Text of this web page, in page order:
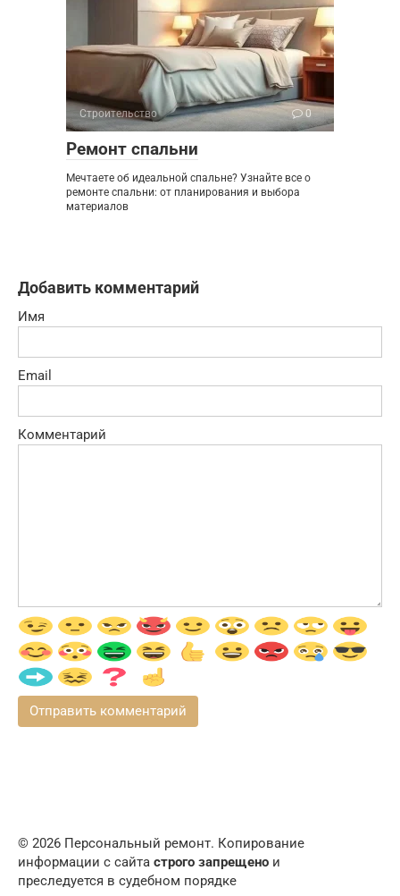
Строительство 0
Ремонт спальни
Мечтаете об идеальной спальне? Узнайте все о
ремонте спальни: от планирования и выбора
материалов
Добавить комментарий
Имя
Email
Комментарий
© 2026 Персональный ремонт. Копирование
информации с сайта строго запрещено и
преследуется в судебном порядке